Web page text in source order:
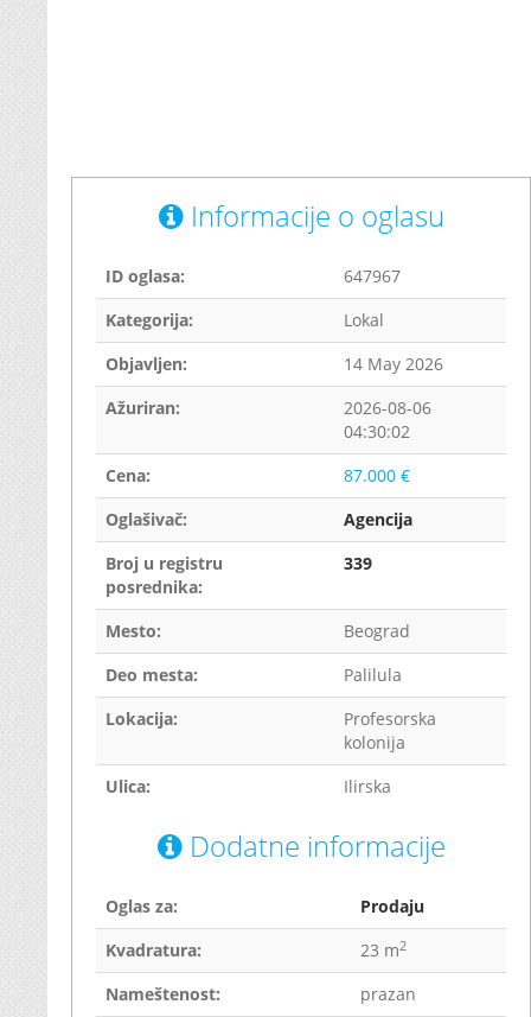
Informacije o oglasu
ID oglasa:
647967
Kategorija:
Lokal
Objavljen:
14 May 2026
Ažuriran:
2026-08-06
04:30:02
Cena:
87.000 €
Oglašivač:
Agencija
Broj u registru
posrednika:
339
Mesto:
Beograd
Deo mesta:
Palilula
Lokacija:
Profesorska
kolonija
Ulica:
Ilirska
Dodatne informacije
Oglas za:
Prodaju
Kvadratura:
23 m2
Nameštenost:
prazan